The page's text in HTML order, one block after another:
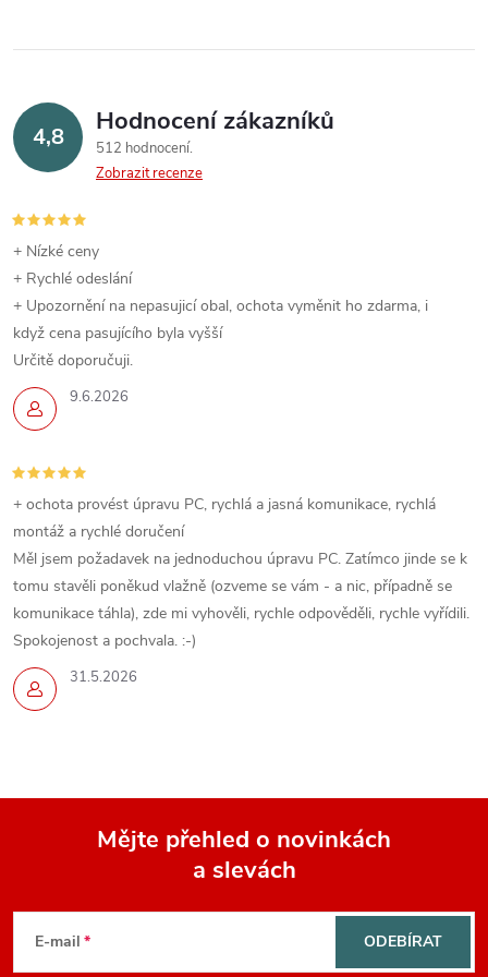
v
k
y
ý
p
i
s
u
4,8 Hodnocení zákazníků
512 hodnocení
Zobrazit recenze
9.6.2026
+ Nízké ceny
+ Rychlé odeslání
+ Upozornění na nepasujicí obal, ochota vyměnit ho zdarma, i
když cena pasujícího byla vyšší
Určitě doporučuji.
31.5.2026
+ ochota provést úpravu PC, rychlá a jasná komunikace, rychlá
montáž a rychlé doručení
Měl jsem požadavek na jednoduchou úpravu PC. Zatímco jinde se k
tomu stavěli poněkud vlažně (ozveme se vám - a nic, případně se
komunikace táhla), zde mi vyhověli, rychle odpověděli, rychle vyřídili.
Spokojenost a pochvala. :-)
Mějte přehled o novinkách
a slevách
E-mail ODEBÍRAT